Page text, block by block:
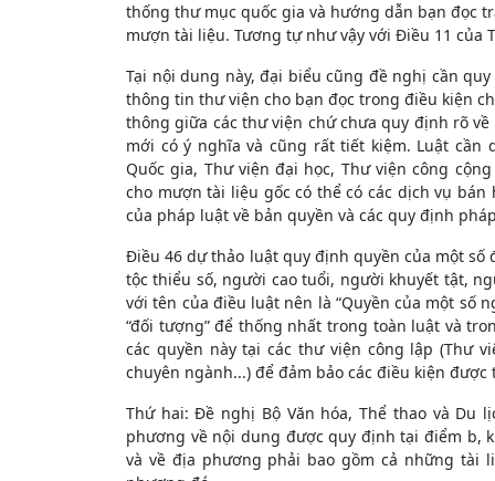
thống thư mục quốc gia và hướng dẫn bạn đọc
mượn tài liệu. Tương tự như vậy với Điều 11 của
Tại nội dung này, đại biểu cũng đề nghị cần
thông tin thư viện cho bạn đọc trong điều kiện
thông giữa các thư viện chứ chưa quy định rõ
mới có ý nghĩa và cũng rất tiết kiệm. Luật cần
Quốc gia, Thư viện đại học, Thư viện công
cho mượn tài liệu gốc có thể có các dịch vụ
của pháp luật về bản quyền và các quy định
Điều 46 dự thảo luật quy định quyền của một
tộc thiểu số, người cao tuổi, người khuyết tật,
với tên của điều luật nên là “Quyền của một số
“đối tượng” để thống nhất trong toàn luật và
các quyền này tại các thư viện công lập (Thư
chuyên ngành...) để đảm bảo các điều kiện
Thứ hai: Đề nghị Bộ Văn hóa, Thể thao và Du
phương về nội dung được quy định tại điểm b,
và về địa phương phải bao gồm cả những tài